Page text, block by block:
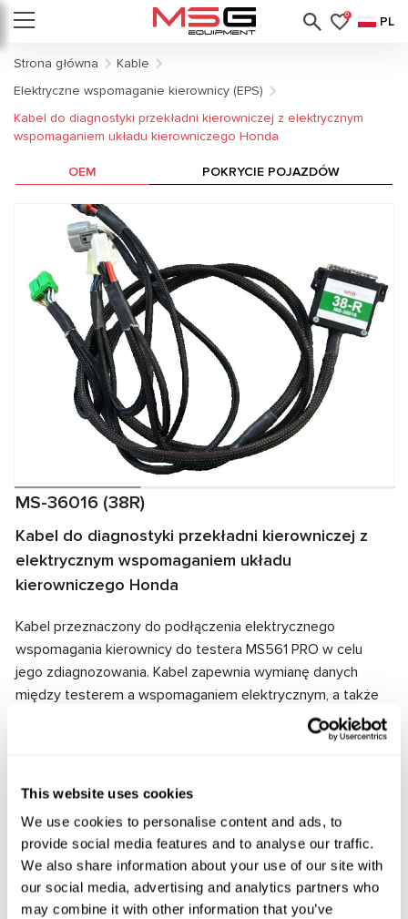
This website uses cookies
We use cookies to personalise content and ads, to
provide social media features and to analyse our traffic.
We also share information about your use of our site with
our social media, advertising and analytics partners who
may combine it with other information that you’ve
0 PL
Strona główna
Kable
Elektryczne wspomaganie kierownicy (EPS)
Kabel do diagnostyki przekładni kierowniczej z elektrycznym
wspomaganiem układu kierowniczego Honda
MS-36016 (38R)
Kabel do diagnostyki przekładni kierowniczej z
elektrycznym wspomaganiem układu
kierowniczego Honda
Kabel przeznaczony do podłączenia elektrycznego
wspomagania kierownicy do testera MS561 PRO w celu
jego zdiagnozowania. Kabel zapewnia wymianę danych
między testerem a wspomaganiem elektrycznym, a także
dostarcza energię elektryczną do zespołu. Dzięki
połączenie.
Producent:MSG Equipment
Zapytaj o cenę
OEM POKRYCIE POJAZDÓW